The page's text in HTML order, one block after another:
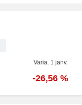
Varia. 1 janv.
-26,56 %